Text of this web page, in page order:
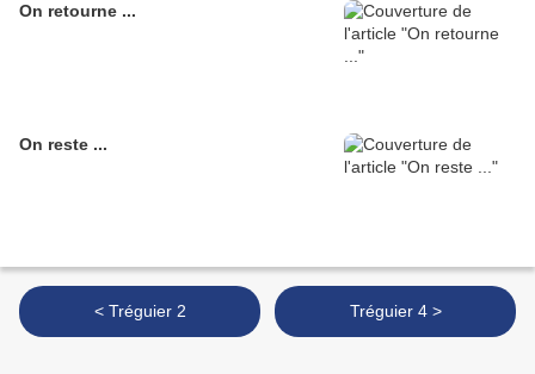
On retourne ...
On reste ...
< Tréguier 2 Tréguier 4 >